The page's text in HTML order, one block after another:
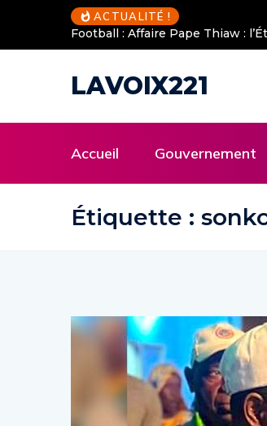
ACTUALITÉ !
Football : Affaire Pape Thiaw :
LAVOIX221
Accueil Gouvernement
Étiquette :